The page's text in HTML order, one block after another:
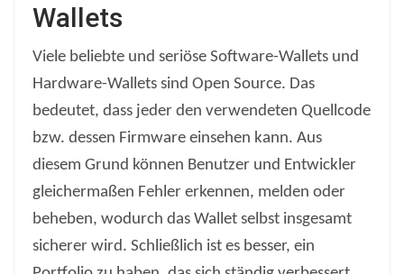
Wallets
Viele beliebte und seriöse Software-Wallets und
Hardware-Wallets sind Open Source. Das
bedeutet, dass jeder den verwendeten Quellcode
bzw. dessen Firmware einsehen kann. Aus
diesem Grund können Benutzer und Entwickler
gleichermaßen Fehler erkennen, melden oder
beheben, wodurch das Wallet selbst insgesamt
sicherer wird. Schließlich ist es besser, ein